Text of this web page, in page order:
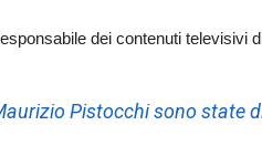
dei contenuti televisivi
Pistocchi sono state